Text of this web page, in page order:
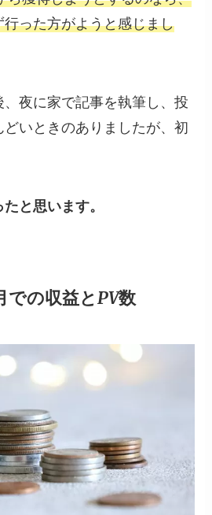
った方がようと感じまし
夜に家で記事を執筆し、投
いときのありましたが、初
と思います。
での収益とPV数